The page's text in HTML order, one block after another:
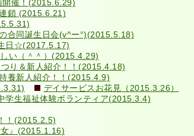
開催！(2015.6.29)
鎖 (2015.6.21)
合同誕生日会(v^ー°)(2015.5.18)
日☆(2017.5.17)
い（＾＾）(2015.4.29)
り＆新人紹介！！(2015.4.18)
養新人紹介！！(2015.4.9)
デイサービスお花見（2015.3.26）
学生福祉体験ボランティア(2015.3.4)
！(2015.2.5)
女』(2015.1.16)